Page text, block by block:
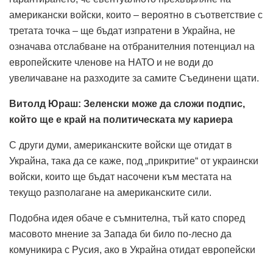
американски войски, които – вероятно в съответствие с
третата точка – ще бъдат изпратени в Украйна, не
означава отслабване на отбранителния потенциал на
европейските членове на НАТО и не води до
увеличаване на разходите за самите Съединени щати.
Витолд Юраш: Зеленски може да сложи подпис,
който ще е край на политическата му кариера
С други думи, американските войски ще отидат в
Украйна, така да се каже, под „прикритие“ от украински
войски, които ще бъдат насочени към местата на
текущо разполагане на американските сили.
Подобна идея обаче е съмнителна, тъй като според
масовото мнение за Запада би било по-лесно да
комуникира с Русия, ако в Украйна отидат европейски